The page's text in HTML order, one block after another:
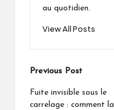
au quotidien.
View All Posts
Post
navigation
Previous Post
Fuite invisible sous le
carrelage : comment la